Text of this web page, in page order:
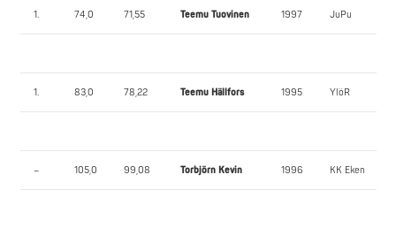
1. 74,0 71,55 Teemu Tuovinen 1997 JuPu
1. 83,0 78,22 Teemu Hällfors 1995 YlöR
– 105,0 99,08 Torbjörn Kevin 1996 KK Eken